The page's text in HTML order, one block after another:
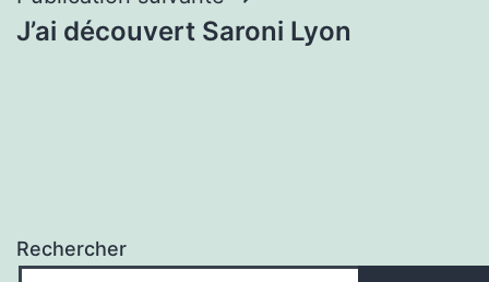
J’ai découvert Saroni Lyon
Rechercher